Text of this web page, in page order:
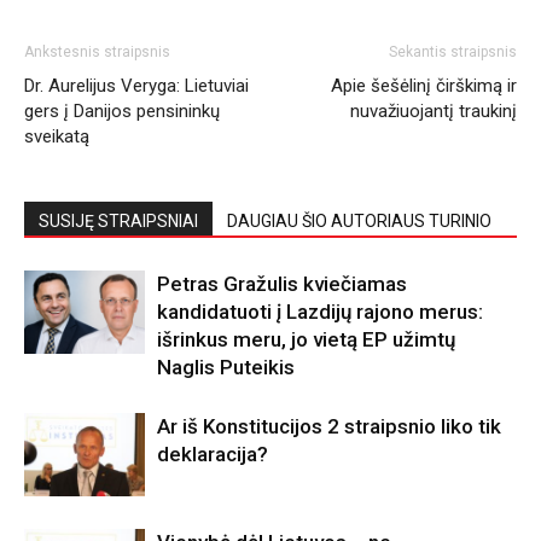
Ankstesnis straipsnis
Dr. Aurelijus Veryga: Lietuviai
gers į Danijos pensininkų
sveikatą
Sekantis straipsnis
Apie šešėlinį čirškimą ir
nuvažiuojantį traukinį
SUSIJĘ STRAIPSNIAI DAUGIAU ŠIO AUTORIAUS TURINIO
Petras Gražulis kviečiamas
kandidatuoti į Lazdijų rajono merus:
išrinkus meru, jo vietą EP užimtų
Naglis Puteikis
Ar iš Konstitucijos 2 straipsnio liko tik
deklaracija?